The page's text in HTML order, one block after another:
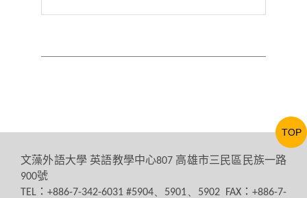
文藻外語大學 英語教學中心807 高雄市三民區民族一路
900號
TEL ：+886-7-342-6031 #5904、5901、5902 FAX：+886-7-
TOP